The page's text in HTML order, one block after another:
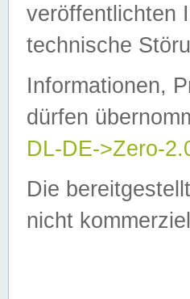
veröffentlichten
technische
Informationen,
dürfen
DL-DE->Zero-
Die
nicht